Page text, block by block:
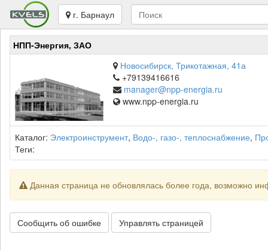
г. Барнаул
НПП-Энергия, ЗАО
Новосибирск, Трикотажная, 41а
+79139416616
manager@npp-energia.ru
www.npp-energia.ru
Каталог: Электроинструмент, Водо-, газо-, теплоснабжение,
Теги:
Данная страница не обновлялась более года, возможно
Сообщить об ошибке Управлять страницей